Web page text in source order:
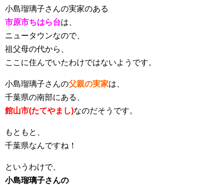
小島瑠璃子さんの実家のある
市原市ちはら台は、
ニュータウンなので、
祖父母の代から、
ここに住んでいたわけではないようです。
小島瑠璃子さんの父親の実家は、
千葉県の南部にある、
館山市(たてやまし)なのだそうです。
もともと、
千葉県なんですね！
というわけで、
小島瑠璃子さんの